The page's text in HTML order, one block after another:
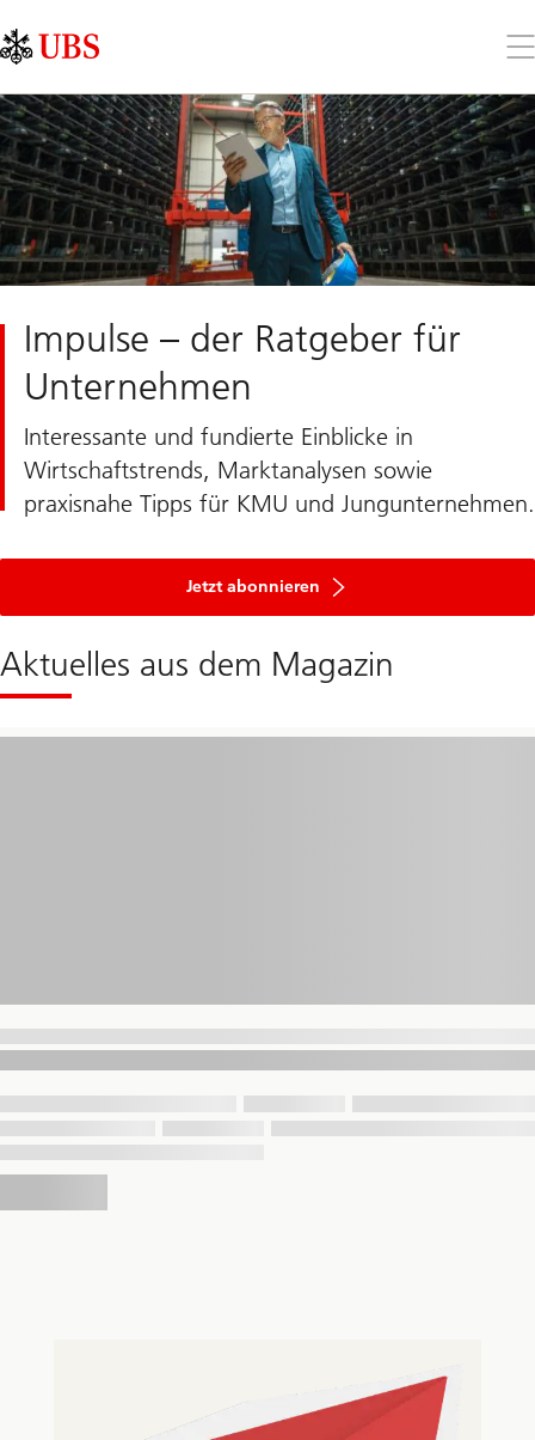
Links
Area
Sie
Impulse – der Ratgeber für
Unternehmen
Interessante und fundierte Einblicke in
Wirtschaftstrends, Marktanalysen sowie
praxisnahe Tipps für KMU und Jungunternehmen.
Jetzt abonnieren
Aktuelles aus dem Magazin